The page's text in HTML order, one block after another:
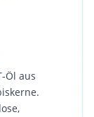
Öl aus